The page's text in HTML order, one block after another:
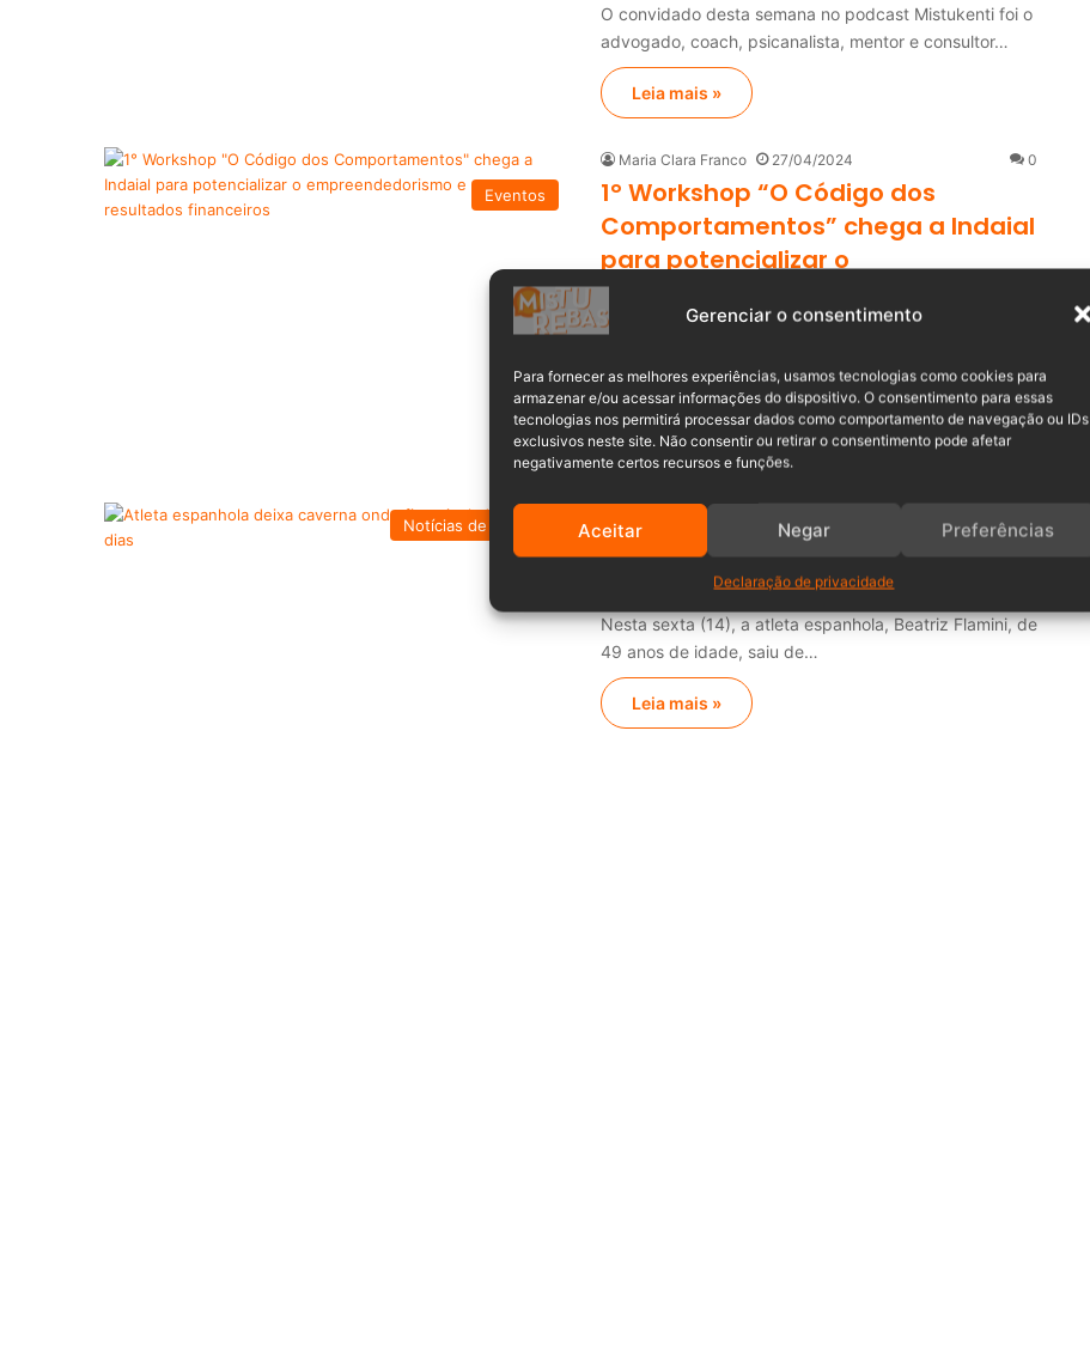
Gerenciar o consentimento
Para fornecer as melhores experiências, usamos tecnologias como cookies para
armazenar e/ou acessar informações do dispositivo. O consentimento para essas
tecnologias nos permitirá processar dados como comportamento de navegação ou IDs
exclusivos neste site. Não consentir ou retirar o consentimento pode afetar
negativamente certos recursos e funções.
Aceitar Negar Preferências
Declaração de privacidade
O convidado desta semana no podcast Mistukenti foi o
advogado, coach, psicanalista, mentor e consultor…
Leia mais »
Eventos
Maria Clara Franco 27/04/2024 0
1° Workshop “O Código dos
Comportamentos” chega a Indaial
para potencializar o
empreendedorismo e os
resultados financeiros
A Fundação Napoleon Hill está trazendo para Indaial e
região o tão aguardado 1° Workshop…
Leia mais »
Notícias de Ciência
Atleta espanhola deixa caverna
onde ficou isolada por 509 dias
Nesta sexta (14), a atleta espanhola, Beatriz Flamini, de
49 anos de idade, saiu de…
Leia mais »